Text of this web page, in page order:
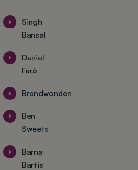
Singh
Bansal
Daniel
Farò
Brandwonden
Ben
Sweets
Barna
Bartis